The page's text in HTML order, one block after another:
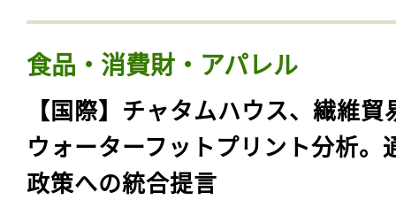
食品・消費財・アパレル
【国際】チャタムハウス、繊維貿
ウォーターフットプリント分析。
政策への統合提言